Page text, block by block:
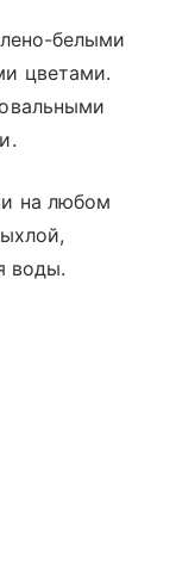
белыми
цветами.
на любом
воды.